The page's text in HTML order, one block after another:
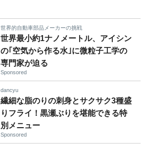
世界的自動車部品メーカーの挑戦
世界最小約1ナノメートル、アイシン
の｢空気から作る水｣に微粒子工学の
専門家が迫る
Sponsored
dancyu
繊細な脂のりの刺身とサクサク3種盛
りフライ！黒瀬ぶりを堪能できる特
別メニュー
Sponsored